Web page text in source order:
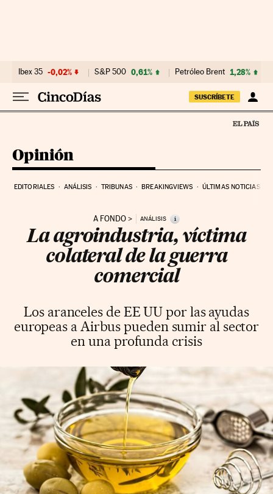
Ibex 35 -0,02% S&P 500 0,61% Petróleo Brent 1,28%
SUSCRÍBETE
Opinión
EDITORIALES ANÁLISIS TRIBUNAS BREAKINGVIEWS ÚLTIMAS NOTICIAS
A FONDO ANÁLISIS i
La agroindustria, víctima
colateral de la guerra
comercial
Los aranceles de EE UU por las ayudas
europeas a Airbus pueden sumir al sector
en una profunda crisis